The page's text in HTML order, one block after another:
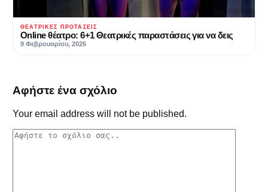
ΘΕΑΤΡΙΚΈΣ ΠΡΟΤΆΣΕΙΣ
Online θέατρο: 6+1 Θεατρικές παραστάσεις για να δεις
9 Φεβρουαρίου, 2026
Αφήστε ένα σχόλιο
Your email address will not be published.